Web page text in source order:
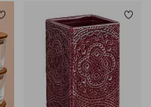
Lisää suosikkeihin